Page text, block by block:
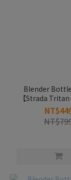
Blender
【Strada
28oz